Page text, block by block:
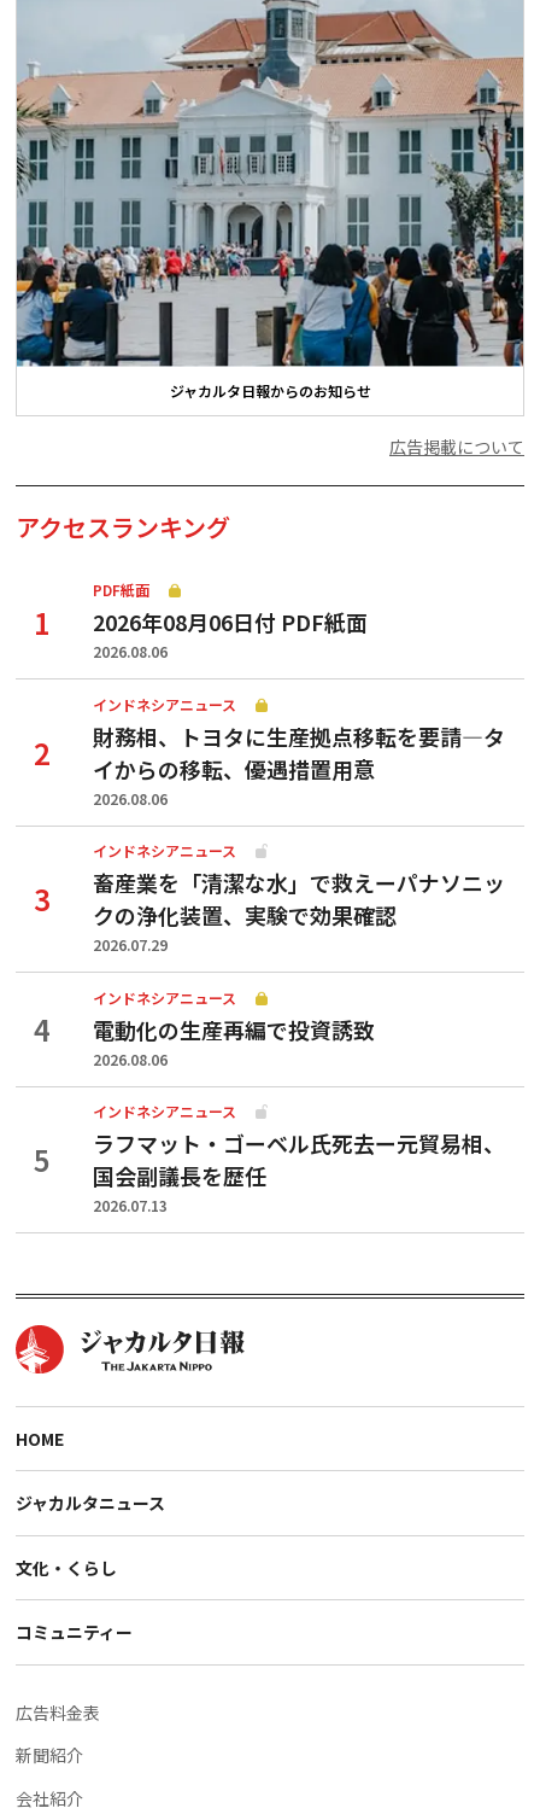
ジャカルタ日報からのお知らせ
広告掲載について
アクセスランキング
PDF紙面
2026年08月06日付 PDF紙面
2026.08.06
インドネシアニュース
財務相、トヨタに生産拠点移転を要請—タ
イからの移転、優遇措置用意
2026.08.06
インドネシアニュース
畜産業を「清潔な水」で救えーパナソニッ
クの浄化装置、実験で効果確認
2026.07.29
インドネシアニュース
電動化の生産再編で投資誘致
2026.08.06
インドネシアニュース
ラフマット・ゴーベル氏死去ー元貿易相、
国会副議長を歴任
2026.07.13
HOME
ジャカルタニュース
文化・くらし
コミュニティー
広告料金表
新聞紹介
会社紹介